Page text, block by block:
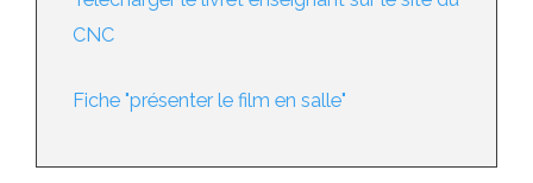
CNC
Fiche "présenter le film en salle"